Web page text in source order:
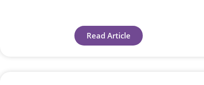
Read Article